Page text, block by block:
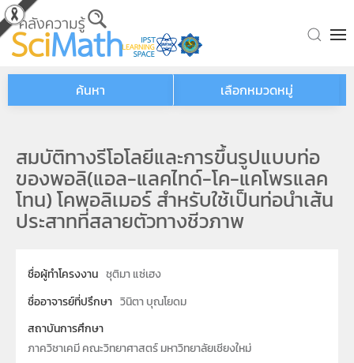
Skip to main content
ค้นหา เลือกหมวดหมู่
สมบัติทางรีโอโลยีและการขึ้นรูปแบบท่อ
ของพอลิ(แอล-แลคไทด์-โค-แคโพรแลค
โทน) โคพอลิเมอร์ สำหรับใช้เป็นท่อนำเส้น
ประสาทที่สลายตัวทางชีวภาพ
ชื่อผู้ทำโครงงาน ชุติมา แซ่เฮง
ชื่ออาจารย์ที่ปรึกษา วินิตา บุณโยดม
สถาบันการศึกษา
ภาควิชาเคมี คณะวิทยาศาสตร์ มหาวิทยาลัยเชียงใหม่